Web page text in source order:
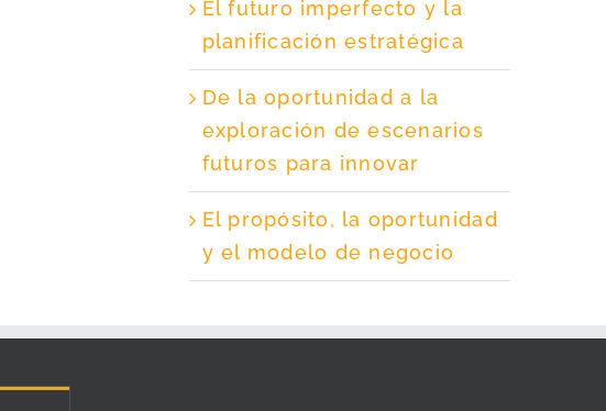
El futuro imperfecto y la
planificación estratégica
De la oportunidad a la
exploración de escenarios
futuros para innovar
El propósito, la oportunidad
y el modelo de negocio